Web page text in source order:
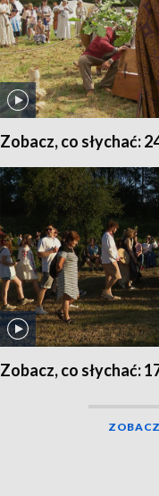
Zobacz, co słychać:
Zobacz, co słychać: